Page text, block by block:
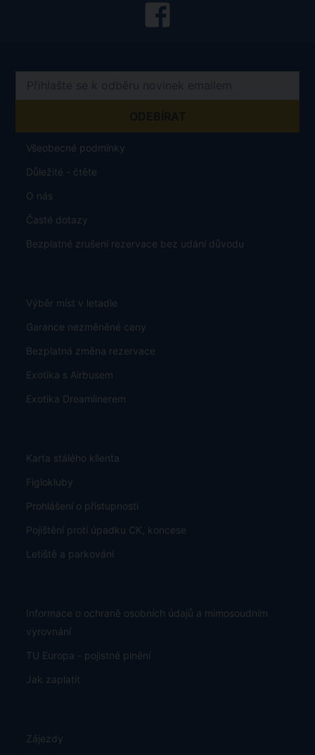
Všeobecné podmínky
Důležité - čtěte
O nás
Časté dotazy
Bezplatné zrušení rezervace bez udání důvodu
Výběr míst v letadle
Garance nezměněné ceny
Bezplatná změna rezervace
Exotika s Airbusem
Exotika Dreamlinerem
Karta stálého klienta
Figlokluby
Prohlášení o přístupnosti
Pojištění proti úpadku CK, koncese
Letiště a parkování
Informace o ochraně osobních údajů a mimosoudním
vyrovnání
TU Europa - pojistné plnění
Jak zaplatit
Zájezdy